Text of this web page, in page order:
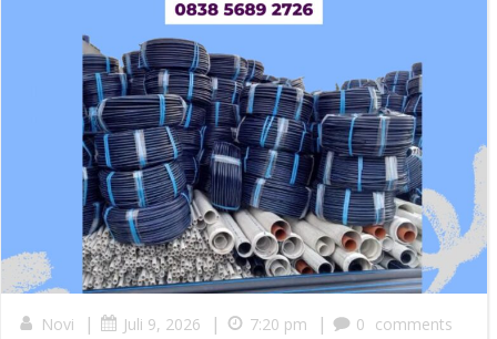
Novi | Juli 9, 2026 | 7:20 pm | 0 comments